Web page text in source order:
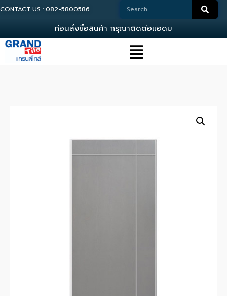
CONTACT US : 082-5800586
กอนสงซอสนคา กรณาตดตอแอดมน